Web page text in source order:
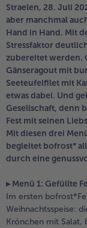
alle
alle
alle
alle
alle
alle
alle
alle
alle
alle
alle
alle
alle BIO
alle
alle
Straelen, 28. Juli
aber manchmal
Hand in Hand. Mit
Stressfaktor
zubereitet werden.
Gänseragout mit
Seeteufelfilet mit
etwas dabei. Und
Gesellschaft, denn
Fest mit seinen
Mit diesen drei
begleitet bofrost*
durch eine
▸ Menü 1: Gefüllte
Im ersten
Weihnachtsspeise:
Krönchen mit Salat,